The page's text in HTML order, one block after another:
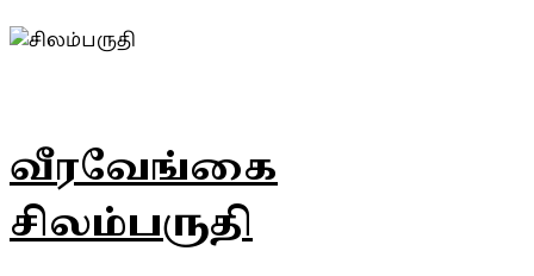
வீரவேங்கை
சிலம்பருதி